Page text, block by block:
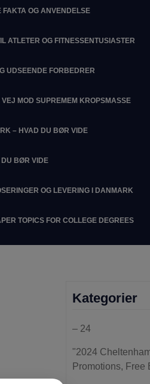
FAKTA OG ANVENDELSE
ATLETER OG FITNESSENTUSIASTER
UDSEENDE FORBEDRER
MOD SUPREMEM KROPSMASSE
– HVAD DU BØR VIDE
BØR VIDE
OG LEVERING I DANMARK
TOPICS FOR COLLEGE DEGREES
Kategorier
– 24
"2024
Promotions, Free